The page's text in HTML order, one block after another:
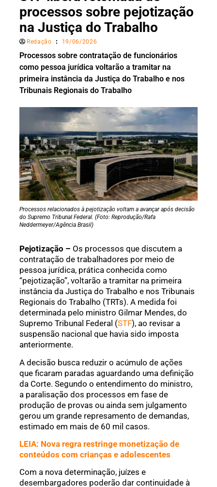
processos sobre pejotização
na Justiça do Trabalho
Redação 19/06/2026
Processos sobre contratação de funcionários
como pessoa jurídica voltarão a tramitar na
primeira instância da Justiça do Trabalho e nos
Tribunais Regionais do Trabalho
Processos relacionados à pejotização voltam a avançar após decisão
do Supremo Tribunal Federal. (Foto: Reprodução/Rafa
Neddermeyer/Agência Brasil)
Pejotização – Os processos que discutem a
contratação de trabalhadores por meio de
pessoa jurídica, prática conhecida como
“pejotização”, voltarão a tramitar na primeira
instância da Justiça do Trabalho e nos Tribunais
Regionais do Trabalho (TRTs). A medida foi
determinada pelo ministro Gilmar Mendes, do
Supremo Tribunal Federal (STF), ao revisar a
suspensão nacional que havia sido imposta
anteriormente.
A decisão busca reduzir o acúmulo de ações
que ficaram paradas aguardando uma definição
da Corte. Segundo o entendimento do ministro,
a paralisação dos processos em fase de
produção de provas ou ainda sem julgamento
gerou um grande represamento de demandas,
estimado em mais de 60 mil casos.
LEIA: Nova regra restringe monetização de
conteúdos com crianças e adolescentes
Com a nova determinação, juízes e
desembargadores poderão dar continuidade à